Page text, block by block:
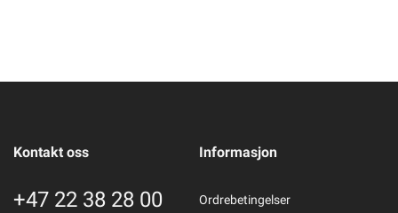
Kontakt oss
+47 22 38 28 00
Informasjon
Ordrebetingelser